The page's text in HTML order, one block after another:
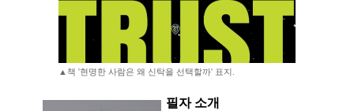
▲책 '현명한 사람은 왜 신탁을 선택할까' 표지.
필자 소개